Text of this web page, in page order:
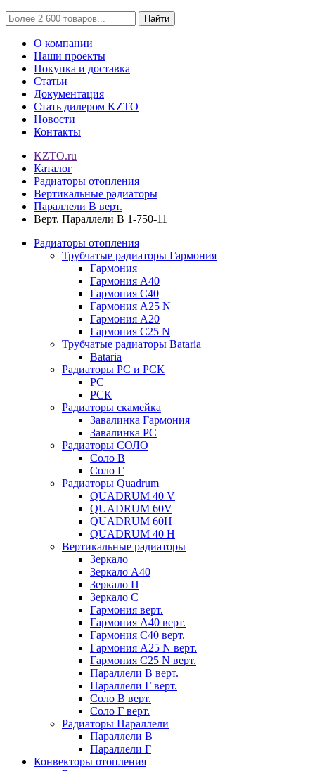
Найти
О компании
Наши проекты
Покупка и доставка
Статьи
Документация
Стать дилером KZTO
Новости
Контакты
KZTO.ru
Каталог
Радиаторы отопления
Вертикальные радиаторы
Параллели В верт.
Верт. Параллели В 1-750-11
Радиаторы отопления
Трубчатые радиаторы Гармония
Гармония
Гармония А40
Гармония С40
Гармония А25 N
Гармония А20
Гармония С25 N
Трубчатые радиаторы Bataria
Bataria
Радиаторы РС и РСК
РС
РСК
Радиаторы скамейка
Завалинка Гармония
Завалинка РС
Радиаторы СОЛО
Соло В
Соло Г
Радиаторы Quadrum
QUADRUM 40 V
QUADRUM 60V
QUADRUM 60H
QUADRUM 40 H
Вертикальные радиаторы
Зеркало
Зеркало А40
Зеркало П
Зеркало С
Гармония верт.
Гармония А40 верт.
Гармония С40 верт.
Гармония А25 N верт.
Гармония С25 N верт.
Параллели В верт.
Параллели Г верт.
Соло В верт.
Соло Г верт.
Радиаторы Параллели
Параллели В
Параллели Г
Конвекторы отопления